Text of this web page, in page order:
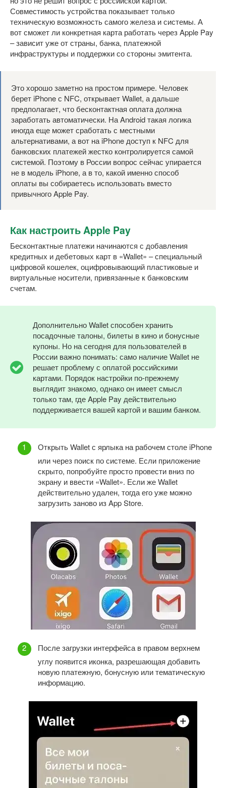
Совместимость устройства показывает только
техническую возможность самого железа и системы. А
вот сможет ли конкретная карта работать через Apple Pay
– зависит уже от страны, банка, платежной
инфраструктуры и поддержки со стороны эмитента.
Это хорошо заметно на простом примере. Человек
берет iPhone с NFC, открывает Wallet, а дальше
предполагает, что бесконтактная оплата должна
заработать автоматически. На Android такая логика
иногда еще может сработать с местными
альтернативами, а вот на iPhone доступ к NFC для
банковских платежей жестко контролируется самой
системой. Поэтому в России вопрос сейчас упирается
не в модель iPhone, а в то, какой именно способ
оплаты вы собираетесь использовать вместо
привычного Apple Pay.
Как настроить Apple Pay
Бесконтактные платежи начинаются с добавления
кредитных и дебетовых карт в «Wallet» – специальный
цифровой кошелек, оцифровывающий пластиковые и
виртуальные носители, привязанные к банковским
счетам.
Дополнительно Wallet способен хранить
посадочные талоны, билеты в кино и бонусные
купоны. Но на сегодня для пользователей в
России важно понимать: само наличие Wallet не
решает проблему с оплатой российскими
картами. Порядок настройки по-прежнему
выглядит знакомо, однако он имеет смысл
только там, где Apple Pay действительно
поддерживается вашей картой и вашим банком.
Открыть Wallet с ярлыка на рабочем столе iPhone
или через поиск по системе. Если приложение
скрыто, попробуйте просто провести вниз по
экрану и ввести «Wallet». Если же Wallet
действительно удален, тогда его уже можно
загрузить заново из App Store.
После загрузки интерфейса в правом верхнем
углу появится иконка, разрешающая добавить
новую платежную, бонусную или тематическую
информацию.